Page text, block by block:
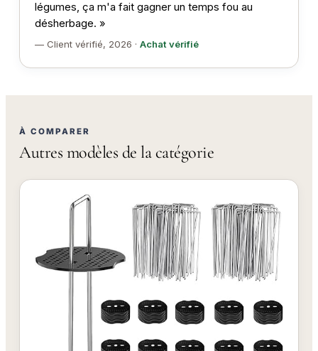
légumes, ça m'a fait gagner un temps fou au
désherbage. »
— Client vérifié, 2026 · Achat vérifié
À COMPARER
Autres modèles de la catégorie